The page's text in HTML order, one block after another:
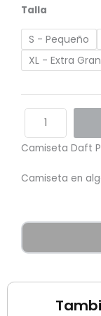
Talla
S - Pequeño
XL - Extra
cantidad
Camiseta Daft
Camiseta en